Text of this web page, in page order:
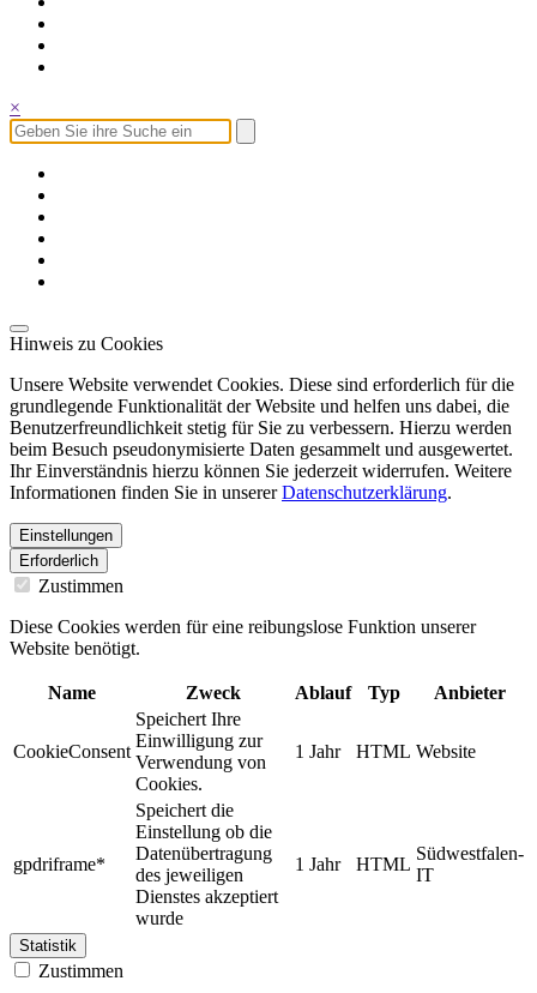
×
Hinweis zu Cookies
Unsere Website verwendet Cookies. Diese sind erforderlich für die
grundlegende Funktionalität der Website und helfen uns dabei, die
Benutzerfreundlichkeit stetig für Sie zu verbessern. Hierzu werden
beim Besuch pseudonymisierte Daten gesammelt und ausgewertet.
Ihr Einverständnis hierzu können Sie jederzeit widerrufen. Weitere
Informationen finden Sie in unsererDatenschutzerklärung.
Einstellungen
Erforderlich
Zustimmen
Diese Cookies werden für eine reibungslose Funktion unserer
Website benötigt.
Name Zweck Ablauf Typ Anbieter
CookieConsent
Speichert Ihre
Einwilligung zur
Verwendung von
Cookies.
1 Jahr HTML Website
gpdriframe*
Speichert die
Einstellung ob die
Datenübertragung
des jeweiligen
Dienstes akzeptiert
wurde
1 Jahr HTML
Südwestfalen-
IT
Statistik
Zustimmen